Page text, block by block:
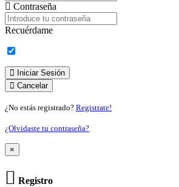
Contraseña
Recuérdame
Iniciar Sesión
Cancelar
¿No estás registrado? Registrate!
¿Olvidaste tu contraseña?
×
Registro